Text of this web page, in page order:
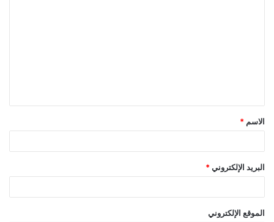
ق
*
الاسم *
البريد الإلكتروني *
الموقع الإلكتروني